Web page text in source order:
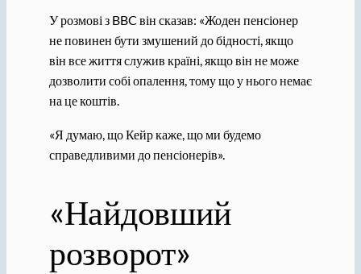
У розмові з BBC він сказав: «Жоден пенсіонер
не повинен бути змушений до бідності, якщо
він все життя служив країні, якщо він не може
дозволити собі опалення, тому що у нього немає
на це коштів.
«Я думаю, що Кейр каже, що ми будемо
справедливими до пенсіонерів».
«Найдовший
розворот»